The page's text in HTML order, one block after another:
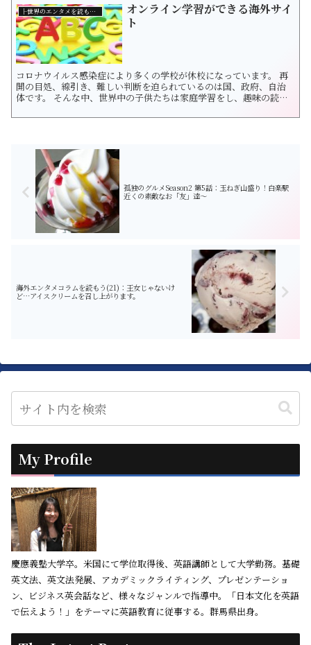
├世界のエンタメを読もう！
オンライン学習ができる海外サイ
ト
コロナウイルス感染症により多くの学校が休校になっています。 再
開の目処、線引き、難しい判断を迫られているのは国、政府、自治
体です。 そんな中、世界中の子供たちは家庭学習をし、趣味の読書
イトが増えましたが、英語圏にもたくさんあるのですね。 今回はイ
孤独のグルメSeason2 第5話：玉ねぎ山盛り！白楽駅
近くの素敵なお「友」達〜
海外エンタメコラムを読もう(21)：王女じゃないけ
ど…アイスクリームを召し上がります。
My Profile
慶應義塾大学卒。米国にて学位取得後、英語講師として大学勤務。基礎
英文法、英文法発展、アカデミックライティング、プレゼンテーショ
ン、ビジネス英会話など、様々なジャンルで指導中。「日本文化を英語
で伝えよう！」をテーマに英語教育に従事する。群馬県出身。